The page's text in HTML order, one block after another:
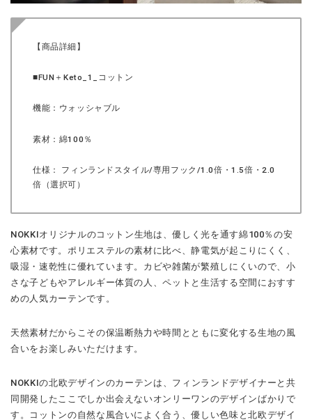
【商品詳細】
■FUN＋Keto_1_コットン
機能：ウォッシャブル
素材：綿100％
仕様： フィンランドスタイル/専用フック/1.0倍・1.5倍・2.0
倍（選択可）
NOKKIオリジナルのコットン生地は、優しく光を通す綿100％の安
心素材です。ポリエステルの素材に比べ、静電気が起こりにくく、
吸湿・速乾性に優れています。カビや雑菌が繁殖しにくいので、小
さな子どもやアレルギー体質の人、ペットと生活する空間におすす
めの人気カーテンです。
天然素材だからこその保温断熱力や時間とともに変化する生地の風
合いをお楽しみいただけます。
NOKKIの北欧デザインのカーテンは、フィンランドデザイナーと共
同開発したここでしか出会えないオンリーワンのデザインばかりで
す。コットンの自然な風合いによく合う、優しい色味と北欧デザイ